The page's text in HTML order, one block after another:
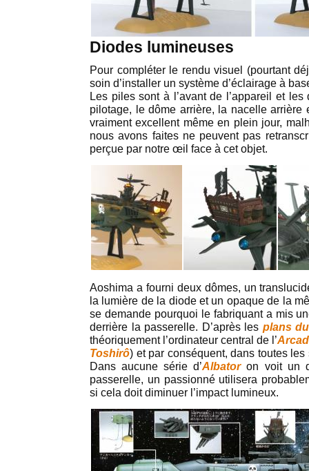
Diodes lumineuses
Pour compléter le rendu visuel (pourtant
soin d’installer un système d’éclairage à
Les piles sont à l’avant de l’appareil et
pilotage, le dôme arrière, la nacelle arrière
vraiment excellent même en plein jour,
nous avons faites ne peuvent pas
perçue par notre œil face à cet objet.
Aoshima a fourni deux dômes, un
la lumière de la diode et un opaque de la
se demande pourquoi le fabriquant a mis
derrière la passerelle. D’après les plans
théoriquement l’ordinateur central de l’
Toshirô) et par conséquent, dans toutes
Dans aucune série d’Albatoron voit un
passerelle, un passionné utilisera
si cela doit diminuer l’impact lumineux.